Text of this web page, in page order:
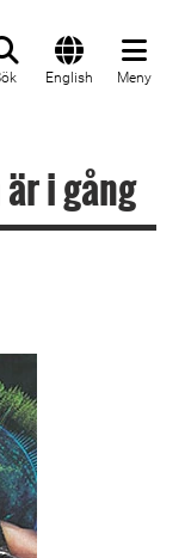
English Meny
i gång